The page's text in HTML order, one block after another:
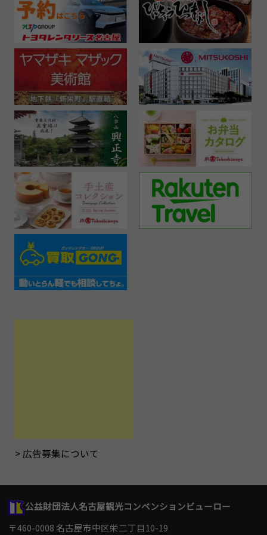
広告募集について
公益財団法人名古屋観光コンベンションビューロー
〒460-0008 名古屋市中区栄二丁目10-19